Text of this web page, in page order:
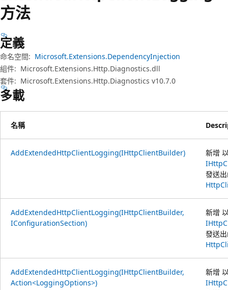
方法
定義
命名空間: Microsoft.Extensions.DependencyInjection
組件: Microsoft.Extensions.Http.Diagnostics.dll
套件: Microsoft.Extensions.Http.Diagnostics v10.7.0
多載
名稱
AddExtendedHttpClientLogging(IHttpClientBuilder)
新增
發送
AddExtendedHttpClientLogging(IHttpClientBuilder,
IConfigurationSection)
新增
發送
AddExtendedHttpClientLogging(IHttpClientBuilder,
Action<LoggingOptions>)
新增